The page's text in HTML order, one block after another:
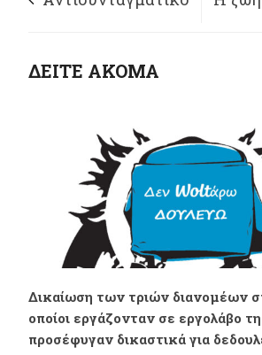
Συνδικαλιστικών
Οργανώσεων
Ελλάδας
(ΓΕ.ΜΗ.Σ.Ο.Ε)
ΔΕΙΤΕ ΑΚΟΜΑ
Δικαίωση των τριών διανομέων
οποίοι εργάζονταν σε εργολάβο
προσέφυγαν δικαστικά για